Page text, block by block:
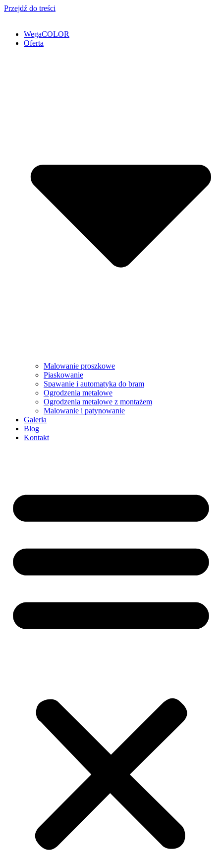
Przejdź do treści
WegaCOLOR
Oferta
Malowanie proszkowe
Piaskowanie
Spawanie i automatyka do bram
Ogrodzenia metalowe
Ogrodzenia metalowe z montażem
Malowanie i patynowanie
Galeria
Blog
Kontakt